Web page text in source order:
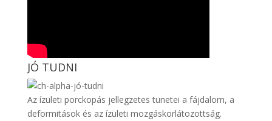
JÓ TUDNI
Az ízületi porckopás jellegzetes tünetei a fájdalom, a
deformitások és az ízületi mozgáskorlátozottság.